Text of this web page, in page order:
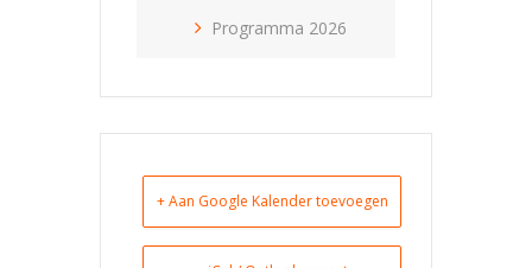
Programma 2026
+ Aan Google Kalender toevoegen